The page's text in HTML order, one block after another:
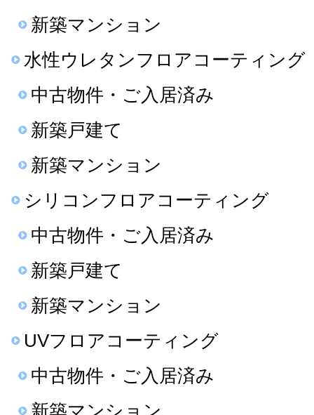
新築マンション
水性ウレタンフロアコーティング
中古物件・ご入居済み
新築戸建て
新築マンション
シリコンフロアコーティング
中古物件・ご入居済み
新築戸建て
新築マンション
UVフロアコーティング
中古物件・ご入居済み
新築マンション